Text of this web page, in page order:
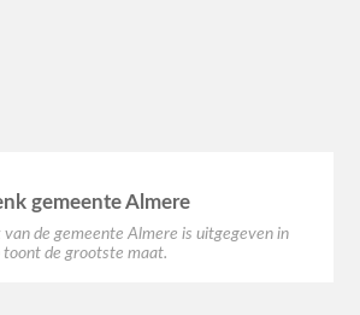
gemeente Almere
de gemeente Almere is uitgegeven in
de grootste maat.